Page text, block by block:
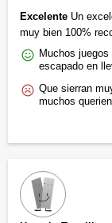
Excelente Un
muy bien 100%
Muchos
escapado en
Que sierran
muchos